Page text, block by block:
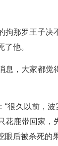
拘那罗王子决
了他。
息，大家都觉
“很久以前，
花鹿带回家
眼后被杀死的